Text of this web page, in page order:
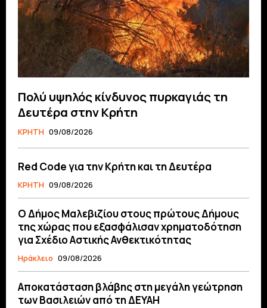
Πολύ υψηλός κίνδυνος πυρκαγιάς τη
Δευτέρα στην Κρήτη
ΚΡΗΤΗ 09/08/2026
Red Code για την Κρήτη και τη Δευτέρα
ΚΡΗΤΗ 09/08/2026
Ο Δήμος Μαλεβιζίου στους πρώτους Δήμους
της χώρας που εξασφάλισαν χρηματοδότηση
για Σχέδιο Αστικής Ανθεκτικότητας
Ηράκλειο 09/08/2026
Αποκατάσταση βλάβης στη μεγάλη γεώτρηση
των Βασιλειών από τη ΔΕΥΑΗ